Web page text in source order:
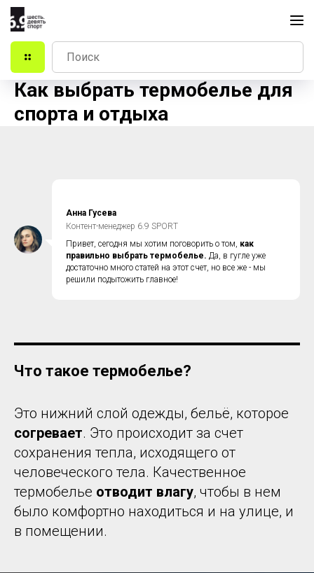
Как выбрать термобелье для
спорта и отдыха
Анна Гусева
Контент-менеджер 6.9 SPORT
Привет, сегодня мы хотим поговорить о том, как
правильно выбрать термобелье. Да, в гугле уже
достаточно много статей на этот счет, но все же - мы
решили подытожить главное!
Что такое термобелье?
Это нижний слой одежды, бельё, которое
согревает. Это происходит за счет
сохранения тепла, исходящего от
человеческого тела. Качественное
термобелье отводит влагу, чтобы в нем
было комфортно находиться и на улице, и
в помещении.